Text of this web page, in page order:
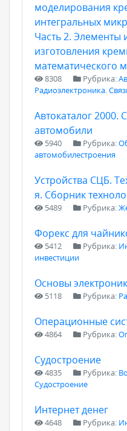
моделирования
интегральных
Часть 2.
изготовления
математического
8308 Рубрика:
Радиоэлектроника.
Автокаталог
автомобили
5940 Рубрика:
автомобилестроения
Устройства СЦБ.
я. Сборник
5489 Рубрика:
Форекс для
5412 Рубрика:
инвестиции
Основы
5118 Рубрика:
Операционные
4864 Рубрика:
Судостроение
4835 Рубрика:
Судостроение
Интернет денег
4648 Рубрика: